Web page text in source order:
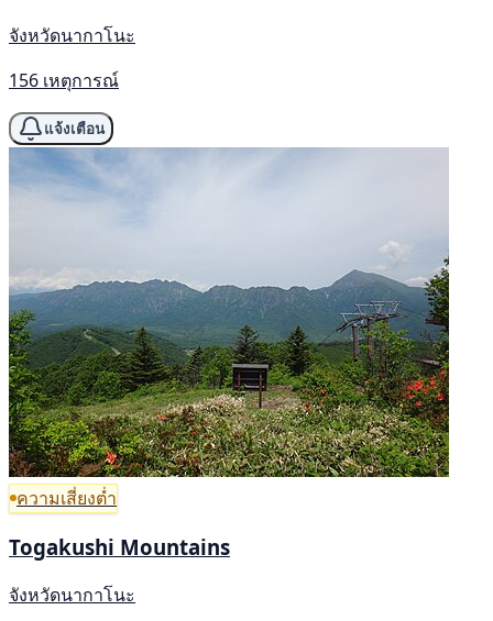
จังหวัดนากาโนะ
156 เหตุการณ์
แจ้งเตือน
ความเสี่ยงต่ำ
Togakushi Mountains
จังหวัดนากาโนะ